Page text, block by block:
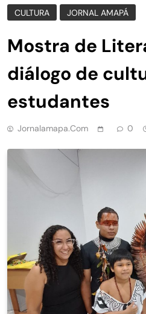
CULTURA JORNAL AMAPÁ
Mostra de
diálogo de
estudantes
Jornalamapa.com 0